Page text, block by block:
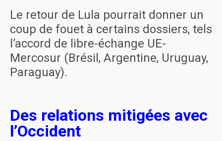
Le retour de Lula pourrait donner un
coup de fouet à certains dossiers, tels
l’accord de libre-échange UE-
Mercosur (Brésil, Argentine, Uruguay,
Paraguay).
Des relations mitigées avec
l’Occident